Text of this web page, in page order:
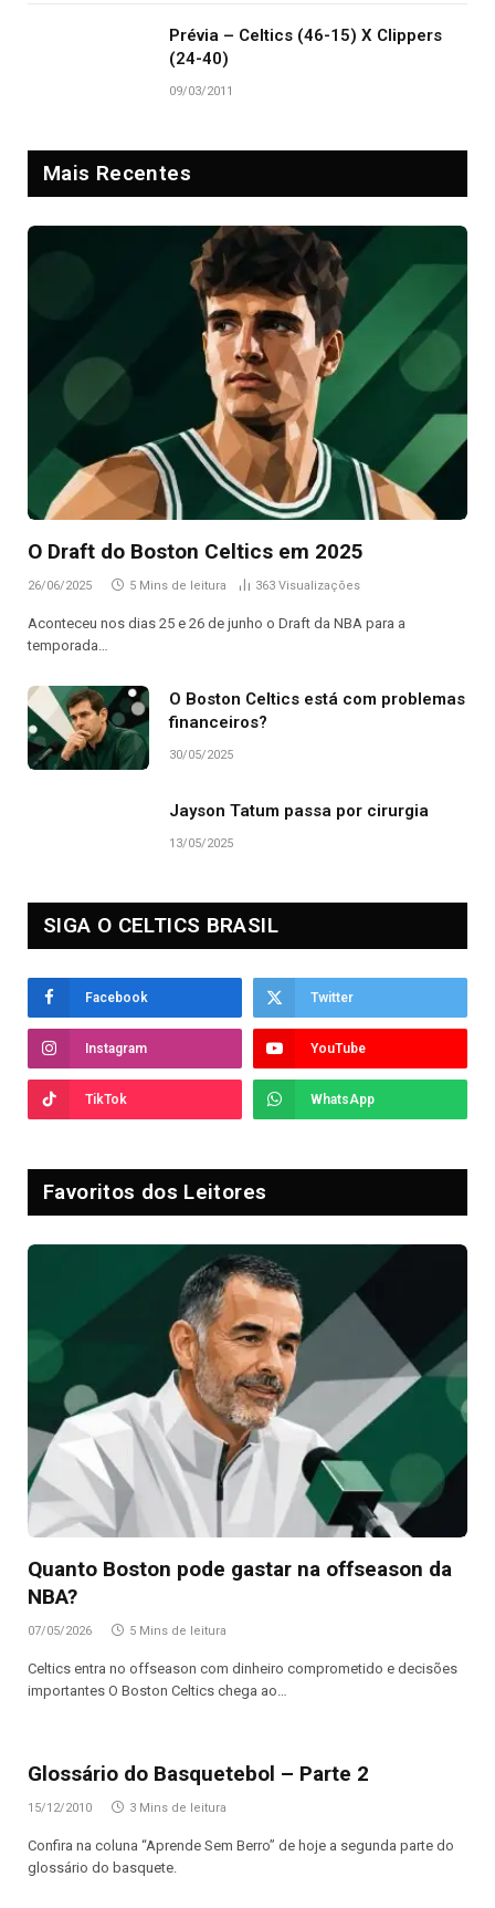
Prévia – Celtics (46-15) X Clippers
(24-40)
09/03/2011
Mais Recentes
O Draft do Boston Celtics em 2025
26/06/2025 5 Mins de leitura 363 Visualizações
Aconteceu nos dias 25 e 26 de junho o Draft da NBA para a
temporada…
O Boston Celtics está com problemas
financeiros?
30/05/2025
Jayson Tatum passa por cirurgia
13/05/2025
SIGA O CELTICS BRASIL
Facebook Twitter
Instagram YouTube
TikTok WhatsApp
Favoritos dos Leitores
Quanto Boston pode gastar na offseason da
NBA?
07/05/2026 5 Mins de leitura
Celtics entra no offseason com dinheiro comprometido e decisões
importantes O Boston Celtics chega ao…
Glossário do Basquetebol – Parte 2
15/12/2010 3 Mins de leitura
Confira na coluna “Aprende Sem Berro” de hoje a segunda parte do
glossário do basquete.